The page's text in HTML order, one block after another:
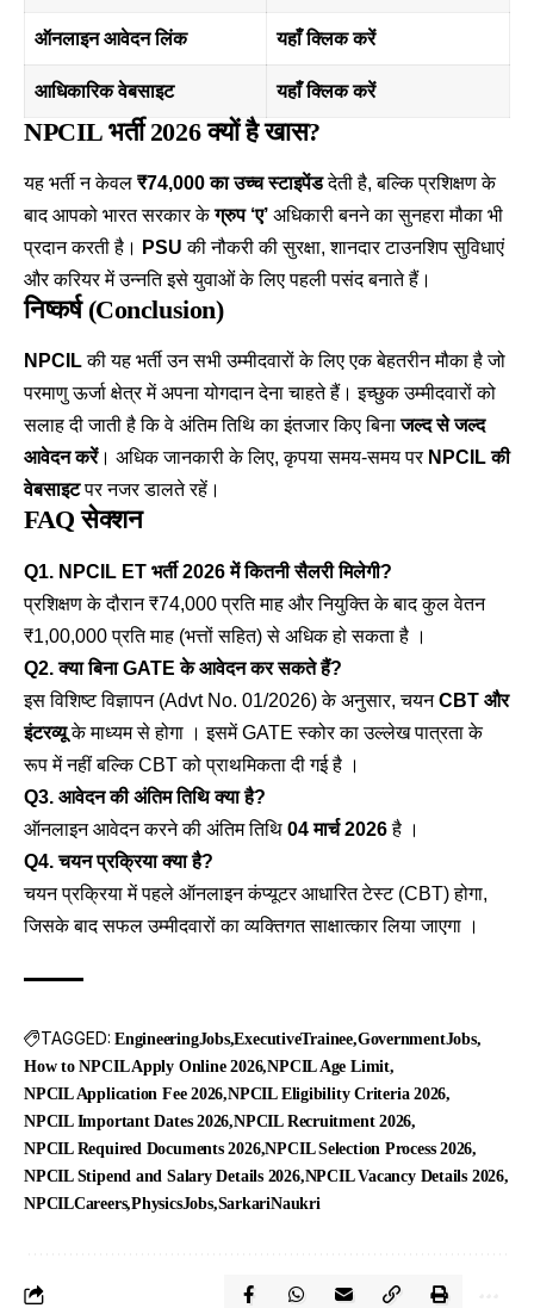
ऑनलाइन आवेदन लिंक यहाँ क्लिक करें
आधिकारिक वेबसाइट यहाँ क्लिक करें
NPCIL भर्ती 2026 क्यों है खास?
यह भर्ती न केवल ₹74,000 का उच्च स्टाइपेंडदेती है, बल्कि प्रशिक्षण के
बाद आपको भारत सरकार केग्रुप ‘ए’ अधिकारी बनने का सुनहरा मौका भी
प्रदान करती है।
PSU की नौकरी की सुरक्षा, शानदार टाउनशिप सुविधाएं
और करियर में उन्नति इसे युवाओं के लिए पहली पसंद बनाते हैं।
निष्कर्ष (Conclusion)
NPCILकी यह भर्ती उन सभी उम्मीदवारों के लिए एक बेहतरीन मौका है जो
परमाणु ऊर्जा क्षेत्र में अपना योगदान देना चाहते हैं। इच्छुक उम्मीदवारों को
सलाह दी जाती है कि वे अंतिम तिथि का इंतजार किए बिनाजल्द से जल्द
आवेदन करें। अधिक जानकारी के लिए, कृपया समय-समय परNPCIL की
वेबसाइटपर नजर डालते रहें।
FAQ सेक्शन
Q1. NPCIL ET भर्ती 2026 में कितनी सैलरी मिलेगी?
प्रशिक्षण के दौरान ₹74,000 प्रति माह और नियुक्ति के बाद कुल वेतन
₹1,00,000 प्रति माह (भत्तों सहित) से अधिक हो सकता है ।
Q2. क्या बिना GATE के आवेदन कर सकते हैं?
इस विशिष्ट विज्ञापन (Advt No. 01/2026) के अनुसार, चयनCBT और
इंटरव्यूके माध्यम से होगा । इसमें GATE स्कोर का उल्लेख पात्रता के
रूप में नहीं बल्कि CBT को प्राथमिकता दी गई है ।
Q3. आवेदन की अंतिम तिथि क्या है?
ऑनलाइन आवेदन करने की अंतिम तिथि 04 मार्च 2026है ।
Q4. चयन प्रक्रिया क्या है?
चयन प्रक्रिया में पहले ऑनलाइन कंप्यूटर आधारित टेस्ट (CBT) होगा,
जिसके बाद सफल उम्मीदवारों का व्यक्तिगत साक्षात्कार लिया जाएगा ।
TAGGED: EngineeringJobs ExecutiveTrainee GovernmentJobs
How to NPCIL Apply Online 2026 NPCIL Age Limit
NPCIL Application Fee 2026 NPCIL Eligibility Criteria 2026
NPCIL Important Dates 2026 NPCIL Recruitment 2026
NPCIL Required Documents 2026 NPCIL Selection Process 2026
NPCIL Stipend and Salary Details 2026 NPCIL Vacancy Details 2026
NPCILCareers PhysicsJobs SarkariNaukri